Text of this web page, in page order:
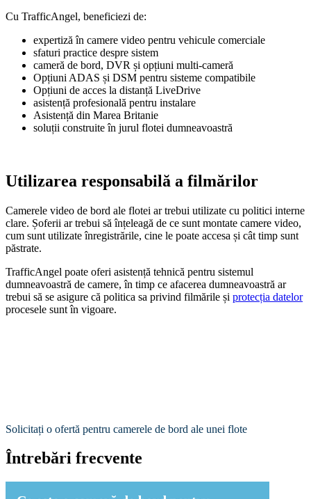
Cu TrafficAngel, beneficiezi de:
expertiză în camere video pentru vehicule comerciale
sfaturi practice despre sistem
cameră de bord, DVR și opțiuni multi-cameră
Opțiuni ADAS și DSM pentru sisteme compatibile
Opțiuni de acces la distanță LiveDrive
asistență profesională pentru instalare
Asistență din Marea Britanie
soluții construite în jurul flotei dumneavoastră
Utilizarea responsabilă a filmărilor
Camerele video de bord ale flotei ar trebui utilizate cu politici interne
clare. Șoferii ar trebui să înțeleagă de ce sunt montate camere video,
cum sunt utilizate înregistrările, cine le poate accesa și cât timp sunt
păstrate.
TrafficAngel poate oferi asistență tehnică pentru sistemul
dumneavoastră de camere, în timp ce afacerea dumneavoastră ar
trebui să se asigure că politica sa privind filmările și protecția datelor
procesele sunt în vigoare.
Solicitați o ofertă pentru camerele de bord ale unei flote
Întrebări frecvente